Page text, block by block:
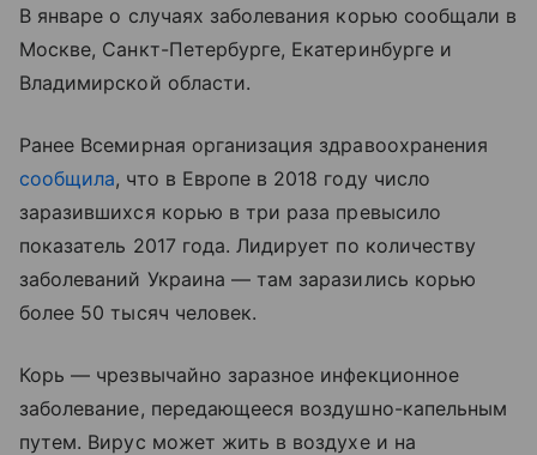
В январе о случаях заболевания корью сообщали в
Москве, Санкт-Петербурге, Екатеринбурге и
Владимирской области.
Ранее Всемирная организация здравоохранения
сообщила, что в Европе в 2018 году число
заразившихся корью в три раза превысило
показатель 2017 года. Лидирует по количеству
заболеваний Украина — там заразились корью
более 50 тысяч человек.
Корь — чрезвычайно заразное инфекционное
заболевание, передающееся воздушно-капельным
путем. Вирус может жить в воздухе и на